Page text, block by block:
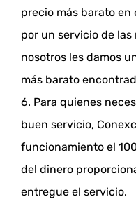
precio más barato
por un servicio de
nosotros les damos
más barato
6. Para quienes
buen servicio,
funcionamiento el
del dinero
entregue el servicio.